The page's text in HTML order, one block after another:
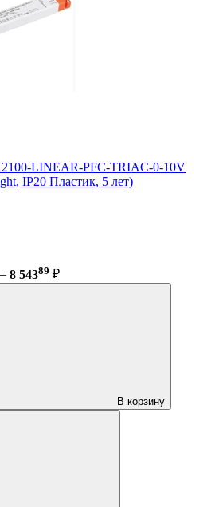
LINEAR-PFC-TRIAC-0-10V
IP20 Пластик, 5 лет)
8 54389 ₽
В корзину